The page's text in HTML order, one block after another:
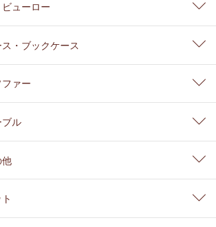
ューロー
・ブックケース
ァー
ル
他